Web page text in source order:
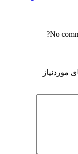
No
موردنیاز